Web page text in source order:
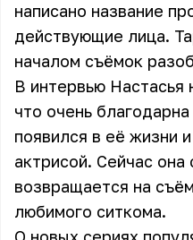
написано название
действующие лица.
началом съёмок
В интервью Настасья
что очень
появился в её жизни
актрисой. Сейчас она
возвращается на
любимого ситкома.